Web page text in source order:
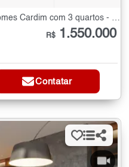
Apartamento à Venda na Vila Gomes Cardim com 3 quartos - 151 m²
R$ 1.550.000
Contatar